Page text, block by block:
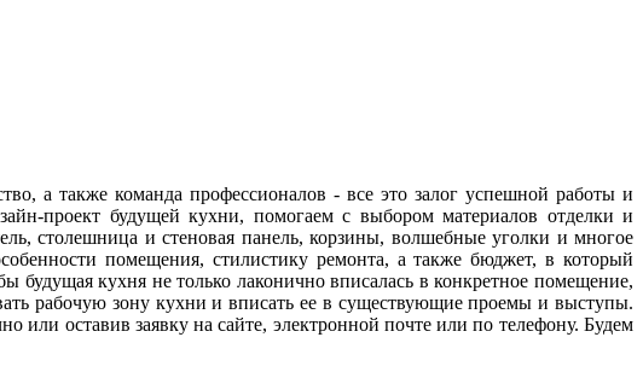
а также команда профессионалов - все это залог успешной работы и
проект будущей кухни, помогаем с выбором материалов отделки и
столешница и стеновая панель, корзины, волшебные уголки и многое
помещения, стилистику ремонта, а также бюджет, в который
будущая кухня не только лаконично вписалась в конкретное помещение,
рабочую зону кухни и вписать ее в существующие проемы и выступы.
оставив заявку на сайте, электронной почте или по телефону. Будем